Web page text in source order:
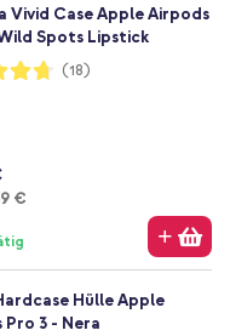
Vivid Case Apple Airpods
Spots Lipstick
(18)
€
Hülle Apple
Pro 3 - Nera